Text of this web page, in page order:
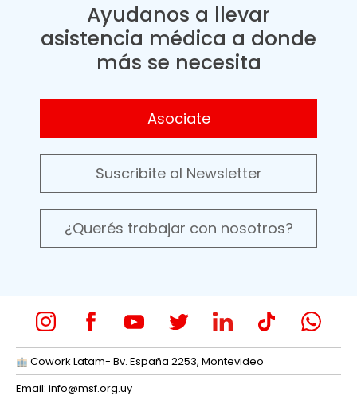
Ayudanos a llevar
asistencia médica a donde
más se necesita
Asociate
Suscribite al Newsletter
¿Querés trabajar con nosotros?
Cowork Latam- Bv. España 2253, Montevideo
Email: info@msf.org.uy